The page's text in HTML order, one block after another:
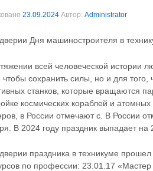
23.09.2024 Автор: Administrator
Дня машиностроителя в
всей человеческой истории
чтобы сохранить силы, но и для
станков, которые вращаются
космических кораблей и
в России отмечают c. В России
В 2024 году праздник выпадает на
праздника в техникуме
по профессии: 23.01.17